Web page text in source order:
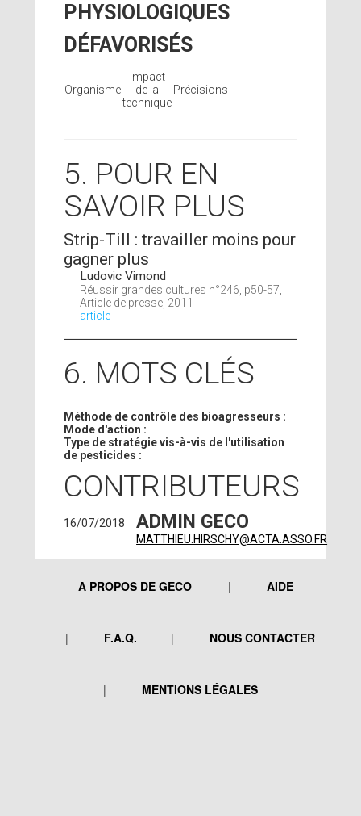
PHYSIOLOGIQUES
DÉFAVORISÉS
Organisme
Impact
de la
technique
Précisions
5. POUR EN
SAVOIR PLUS
Strip-Till : travailler moins pour
gagner plus
Ludovic Vimond
Réussir grandes cultures n°246, p50-57,
Article de presse, 2011
article
6. MOTS CLÉS
Méthode de contrôle des bioagresseurs :
Mode d'action :
Type de stratégie vis-à-vis de l'utilisation
de pesticides :
CONTRIBUTEURS
16/07/2018 ADMIN GECO
MATTHIEU.HIRSCHY@ACTA.ASSO.FR
A PROPOS DE GECO AIDE
F.A.Q. NOUS CONTACTER
MENTIONS LÉGALES